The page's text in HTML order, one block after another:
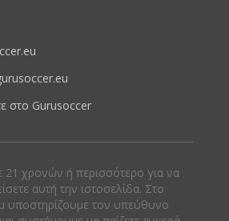
στο Gurusoccer
21 χρονών ή περισσότερο για να
αυτή την ιστοσελίδα. Στο
υποστηρίζουμε τον υπεύθυνο